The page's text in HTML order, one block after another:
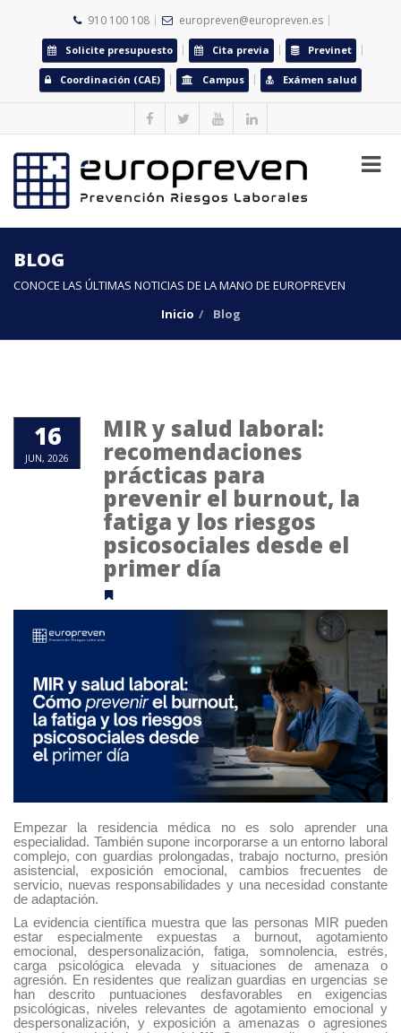
910 100 108 europreven@europreven.es
Solicite presupuesto Cita previa Previnet
Coordinación (CAE) Campus Exámen salud
BLOG
CONOCE LAS ÚLTIMAS NOTICIAS DE LA MANO DE EUROPREVEN
Inicio
Blog
16
JUN, 2026
MIR y salud laboral:
recomendaciones
prácticas para
prevenir el burnout, la
fatiga y los riesgos
psicosociales desde el
primer día
Empezar la residencia médica no es solo aprender una
especialidad. También supone incorporarse a un entorno laboral
complejo, con guardias prolongadas, trabajo nocturno, presión
asistencial, exposición emocional, cambios frecuentes de
servicio, nuevas responsabilidades y una necesidad constante
de adaptación.
La evidencia científica muestra que las personas MIR pueden
estar especialmente expuestas a burnout, agotamiento
emocional, despersonalización, fatiga, somnolencia, estrés,
carga psicológica elevada y situaciones de amenaza o
agresión. En residentes que realizan guardias en urgencias se
han descrito puntuaciones desfavorables en exigencias
psicológicas, niveles relevantes de agotamiento emocional y
despersonalización, y exposición a amenazas o agresiones